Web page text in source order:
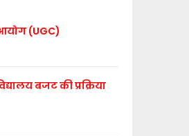
(UGC)
बजट की प्रक्रिया